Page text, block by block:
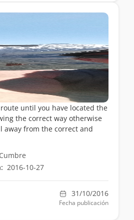
until you have located the
the correct way otherwise
away from the correct and
Cumbre
2016-10-27
31/10/2016
Fecha publicación